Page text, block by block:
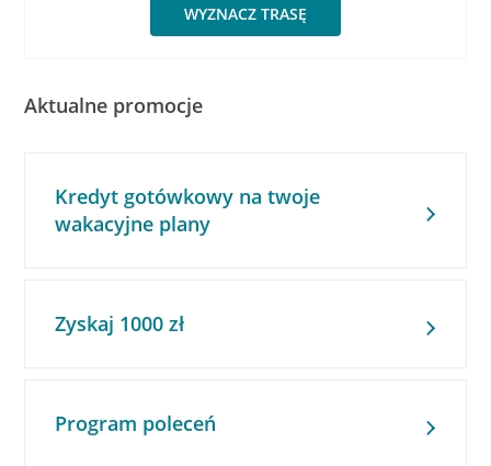
WYZNACZ TRASĘ
Aktualne promocje
Kredyt gotówkowy na twoje
wakacyjne plany
Zyskaj 1000 zł
Program poleceń